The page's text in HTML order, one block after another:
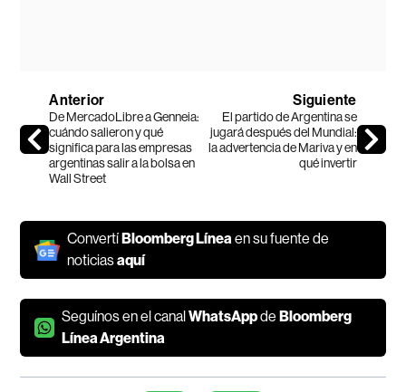
Anterior
De MercadoLibre a Genneia:
cuándo salieron y qué
significa para las empresas
argentinas salir a la bolsa en
Wall Street
Siguiente
El partido de Argentina se
jugará después del Mundial:
la advertencia de Mariva y en
qué invertir
Convertí Bloomberg Líneaen su fuente de
noticiasaquí
Seguínos en el canalWhatsAppde Bloomberg
Línea Argentina